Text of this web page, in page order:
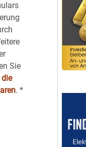
Sie
.*